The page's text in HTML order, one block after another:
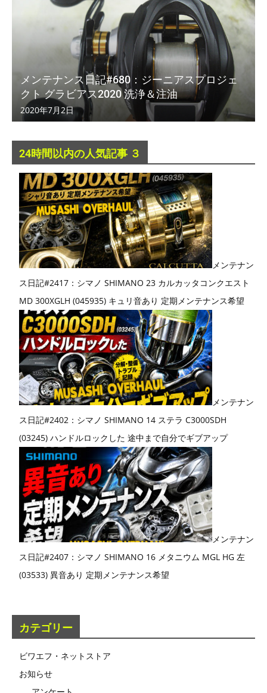
メンテナンス日記#680：ジーニアスプロジェ
クト グラビアス2020 洗浄＆注油
2020年7月2日
24時間以内の人気記事 ３
メンテナン
ス日記#2417：シマノ SHIMANO 23 カルカッタコンクエスト
MD 300XGLH (045935) キュリ音あり 定期メンテナンス希望
メンテナン
ス日記#2402：シマノ SHIMANO 14 ステラ C3000SDH
(03245) ハンドルロックした 途中まで自分でギブアップ
メンテナン
ス日記#2407：シマノ SHIMANO 16 メタニウム MGL HG 左
(03533) 異音あり 定期メンテナンス希望
カテゴリー
ビワエフ・ネットストア
お知らせ